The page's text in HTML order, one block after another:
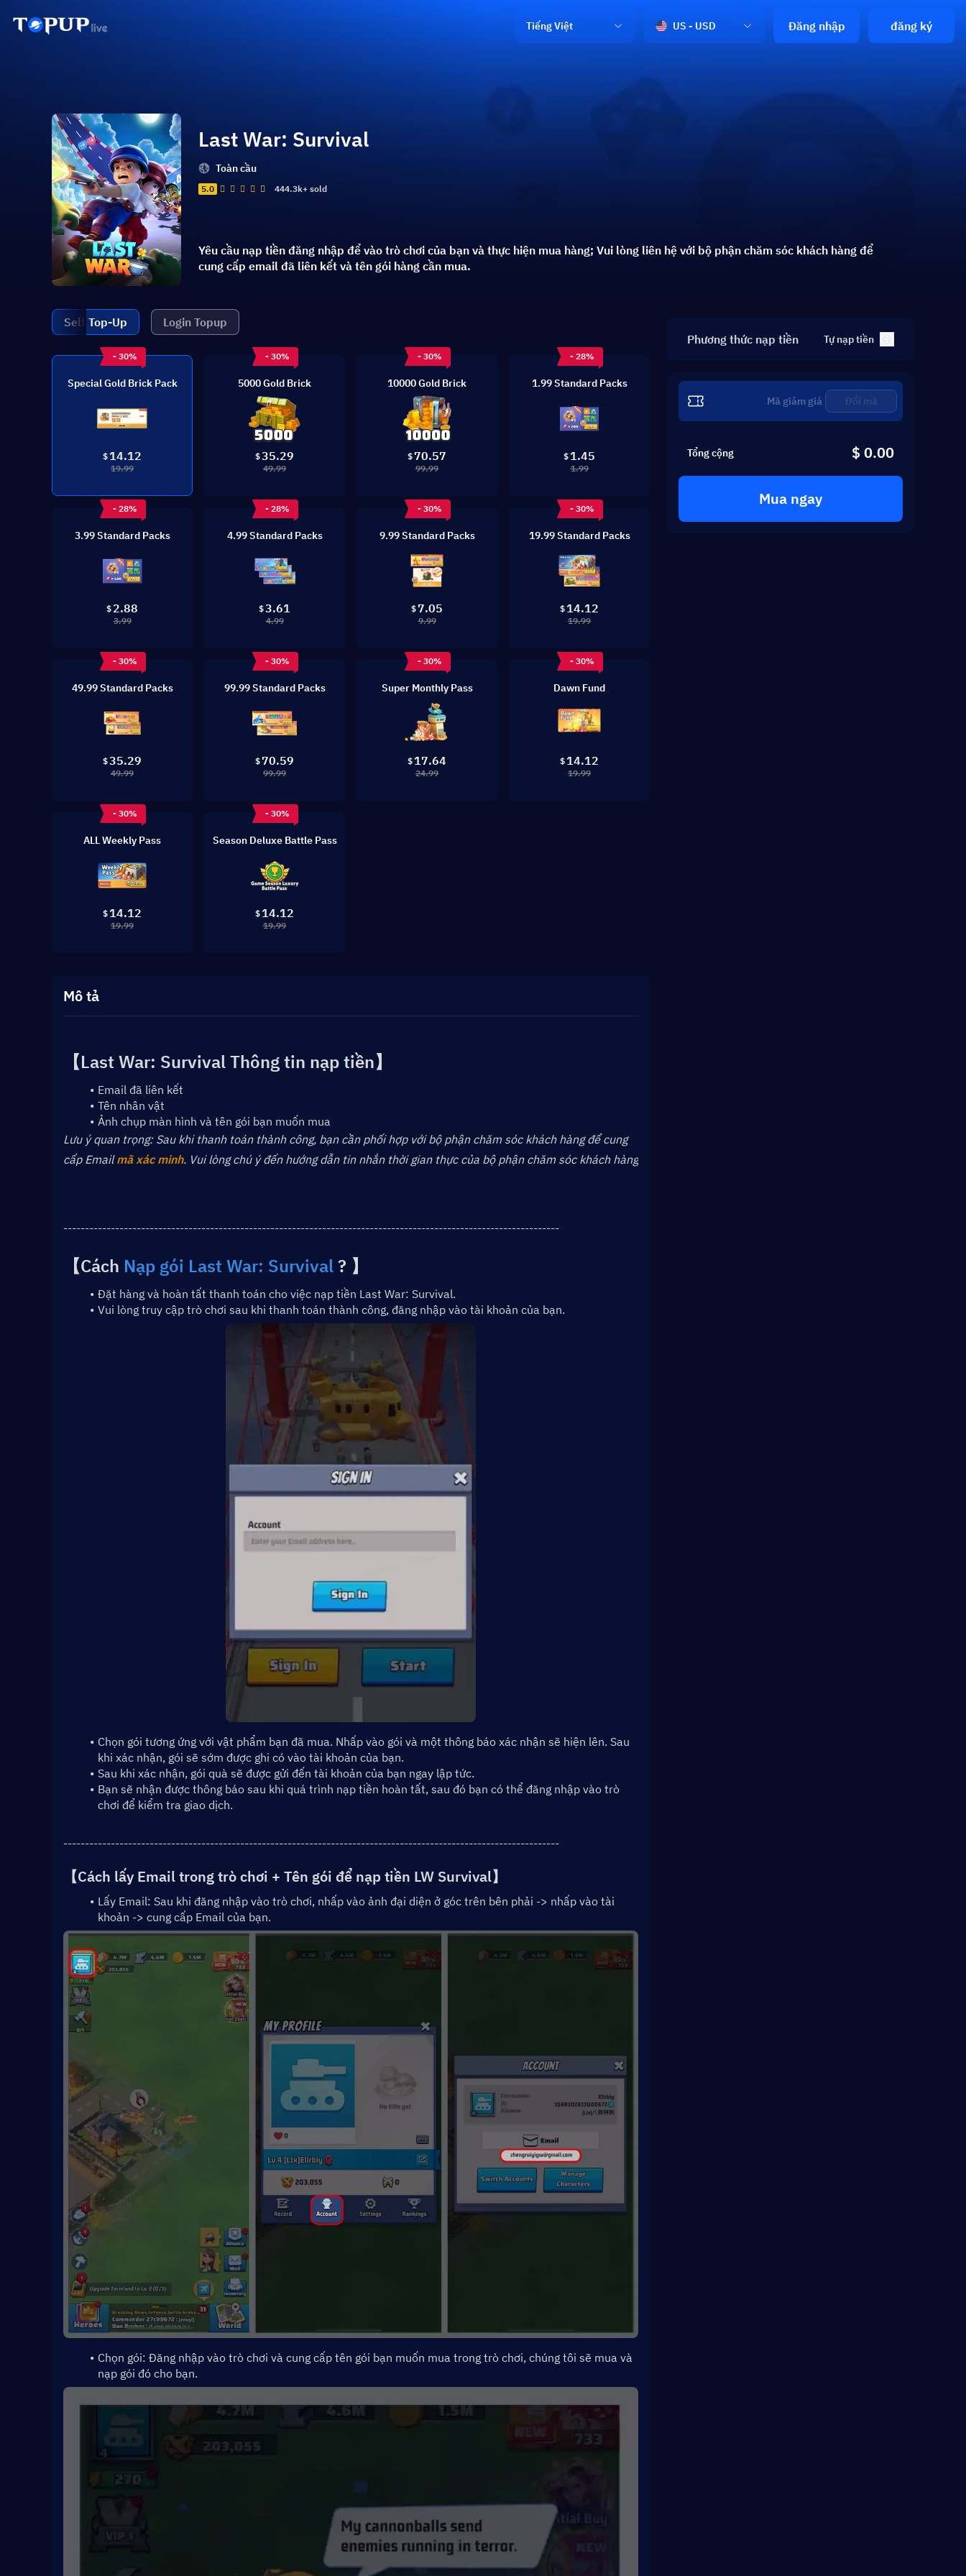
Tiếng Việt US - USD Đăng nhập đăng ký
Last War: Survival
Toàn cầu
5.0 444.3k+ sold
Yêu cầu nạp tiền đăng nhập để vào trò chơi của bạn và thực hiện mua hàng; Vui lòng liên hệ với bộ phận chăm sóc khách hàng để
cung cấp email đã liên kết và tên gói hàng cần mua.
Self Top-Up Login Topup
- 30%
Special Gold Brick Pack
$ 14.12
19.99
- 30%
5000 Gold Brick
$35.29
49.99
- 30%
10000 Gold Brick
$ 70.57
99.99
- 28%
1.99 Standard Packs
$ 1.45
1.99
- 28%
3.99 Standard Packs
$ 2.88
3.99
- 28%
4.99 Standard Packs
$3.61
4.99
- 30%
9.99 Standard Packs
$ 7.05
9.99
- 30%
19.99 Standard Packs
$ 14.12
19.99
- 30%
49.99 Standard Packs
$35.29
49.99
- 30%
99.99 Standard Packs
$ 70.59
99.99
- 30%
Super Monthly Pass
$ 17.64
24.99
- 30%
Dawn Fund
$ 14.12
19.99
- 30%
ALL Weekly Pass
$ 14.12
19.99
- 30%
Season Deluxe Battle Pass
$ 14.12
19.99
Mô tả
【Last War: Survival Thông tin nạp tiền】
Email đã liên kết
Tên nhân vật
Ảnh chụp màn hình và tên gói bạn muốn mua
﻿﻿Lưu ý quan trọng: Sau khi thanh toán thành công, bạn cần phối hợp với bộ phận chăm sóc khách hàng để cung
cấp Email mã xác minh. Vui lòng chú ý đến hướng dẫn tin nhắn thời gian thực của bộ phận chăm sóc khách hàng
-------------------------------------------------------------------------------------------------------------------
【Cách Nạp gói Last War: Survival ? 】
Đặt hàng và hoàn tất thanh toán cho việc nạp tiền Last War: Survival.
Vui lòng truy cập trò chơi sau khi thanh toán thành công, đăng nhập vào tài khoản của bạn.
Chọn gói tương ứng với vật phẩm bạn đã mua. Nhấp vào gói và một thông báo xác nhận sẽ hiện lên. Sau
khi xác nhận, gói sẽ sớm được ghi có vào tài khoản của bạn.
Sau khi xác nhận, gói quà sẽ được gửi đến tài khoản của bạn ngay lập tức.
Bạn sẽ nhận được thông báo sau khi quá trình nạp tiền hoàn tất, sau đó bạn có thể đăng nhập vào trò
chơi để kiểm tra giao dịch.
-------------------------------------------------------------------------------------------------------------------
【Cách lấy Email trong trò chơi + Tên gói để nạp tiền LW Survival】
Lấy Email: Sau khi đăng nhập vào trò chơi, nhấp vào ảnh đại diện ở góc trên bên phải -> nhấp vào tài
khoản -> cung cấp Email của bạn.
Chọn gói: Đăng nhập vào trò chơi và cung cấp tên gói bạn muốn mua trong trò chơi, chúng tôi sẽ mua và
nạp gói đó cho bạn.
Phương thức nạp tiền Tự nạp tiền
Đổi mã
Tổng cộng $ 0.00
Mua ngay